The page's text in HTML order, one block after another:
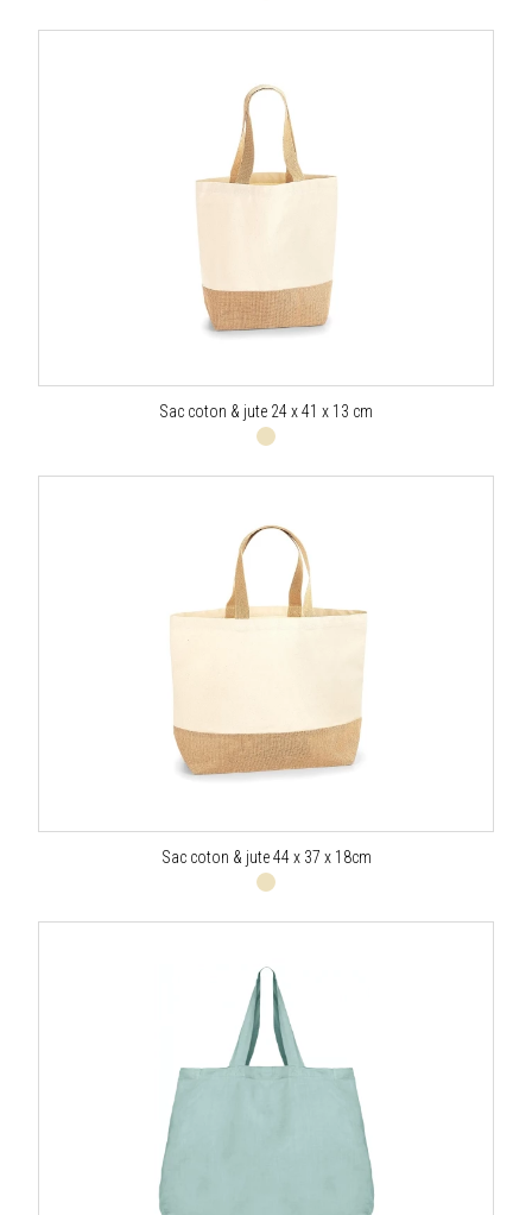
Sac coton & jute 24 x 41 x 13 cm
Sac coton & jute 44 x 37 x 18cm